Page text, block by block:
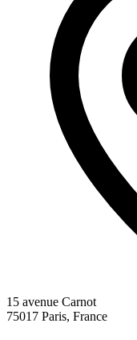
15 avenue Carnot
75017 Paris, France